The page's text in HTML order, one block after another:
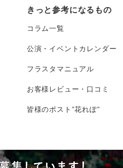
きっと参考になるもの
コラム一覧
公演・イベントカレンダー
フラスタマニュアル
お客様レビュー・口コミ
皆様のポスト”花れぽ”